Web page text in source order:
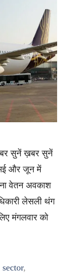
सुनें ख़बर सुनें
मई और जून में
वेतन अवकाश
लेसली थंग
मंगलवार को
,